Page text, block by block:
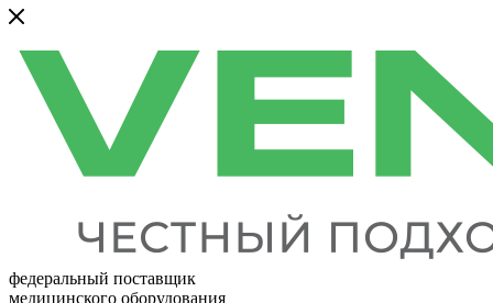
федеральный поставщик
медицинского оборудования